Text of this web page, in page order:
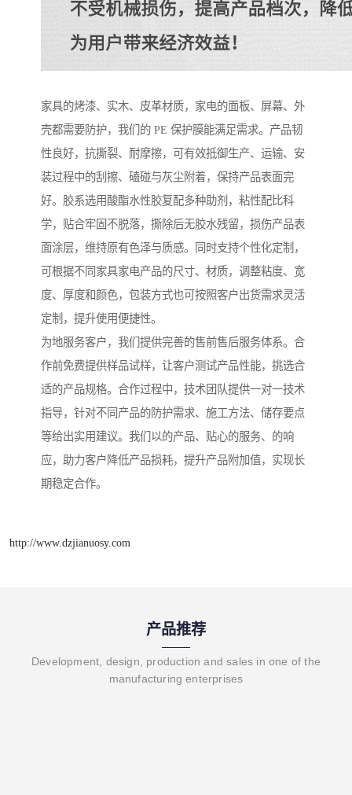
家具的烤漆、实木、皮革材质，家电的面板、屏幕、外
壳都需要防护，我们的 PE 保护膜能满足需求。产品韧
性良好，抗撕裂、耐摩擦，可有效抵御生产、运输、安
装过程中的刮擦、磕碰与灰尘附着，保持产品表面完
好。胶系选用酸酯水性胶复配多种助剂，粘性配比科
学，贴合牢固不脱落，撕除后无胶水残留，损伤产品表
面涂层，维持原有色泽与质感。同时支持个性化定制，
可根据不同家具家电产品的尺寸、材质，调整粘度、宽
度、厚度和颜色，包装方式也可按照客户出货需求灵活
定制，提升使用便捷性。
为地服务客户，我们提供完善的售前售后服务体系。合
作前免费提供样品试样，让客户测试产品性能，挑选合
适的产品规格。合作过程中，技术团队提供一对一技术
指导，针对不同产品的防护需求、施工方法、储存要点
等给出实用建议。我们以的产品、贴心的服务、的响
应，助力客户降低产品损耗，提升产品附加值，实现长
期稳定合作。
http://www.dzjianuosy.com
产品推荐
Development, design, production and sales in one of the
manufacturing enterprises